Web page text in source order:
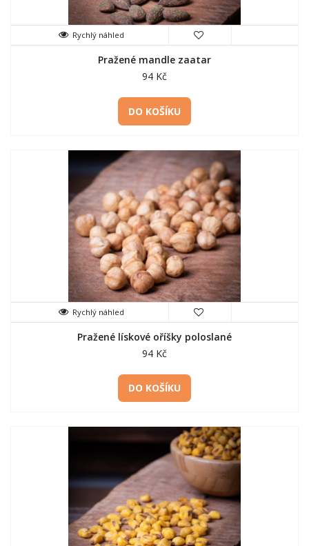
Rychlý náhled
Pražené mandle zaatar
94 Kč
DO KOŠÍKU
Rychlý náhled
Pražené lískové oříšky poloslané
94 Kč
DO KOŠÍKU